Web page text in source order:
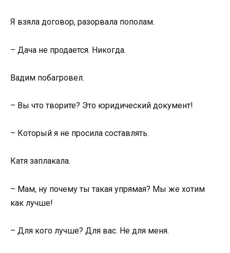
Я взяла договор, разорвала пополам.
– Дача не продается. Никогда.
Вадим побагровел.
– Вы что творите? Это юридический документ!
– Который я не просила составлять.
Катя заплакала.
– Мам, ну почему ты такая упрямая? Мы же хотим
как лучше!
– Для кого лучше? Для вас. Не для меня.